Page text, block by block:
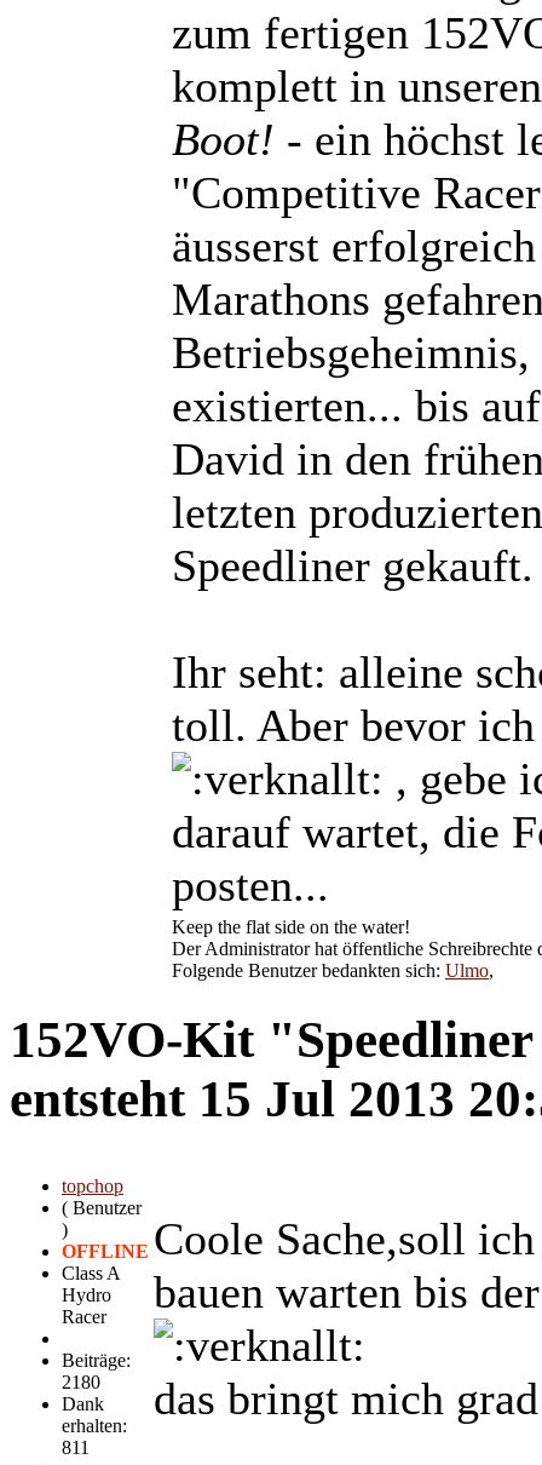
zum fertigen
komplett in
Boot! - ein höchst
"Competitive
äusserst
Marathons
existierten... bis
David in den
letzten
Speedliner gekauft.
Ihr seht: alleine
toll. Aber bevor
, gebe
darauf wartet, die
posten...
Keep the flat side on the water!
Der Administrator hat öffentliche Schreibrechte
Folgende Benutzer bedankten sich: Ulmo,
152VO-Kit
entsteht 15 Jul 2013
topchop
( Benutzer
)
OFFLINE
Class A
Hydro
Racer
Beiträge:
2180
Dank
erhalten:
811
Coole Sache,soll
bauen warten bis
das bringt mich